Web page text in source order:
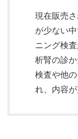
現在販売
が少ない
ニング検
析腎の診
検査や他
れ、内容が